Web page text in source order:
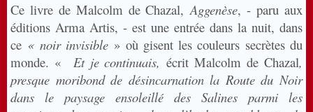
Ce livre de Malcolm de Chazal,Aggenèse, - paru aux
éditions Arma Artis, - est une entrée dans la nuit, dans
ce « noir invisible » où gisent les couleurs secrètes du
monde. « Et je continuais,écrit Malcolm de Chazal,
presque moribond de désincarnation la Route du Noir
dans le paysage ensoleillé des Salines parmi les